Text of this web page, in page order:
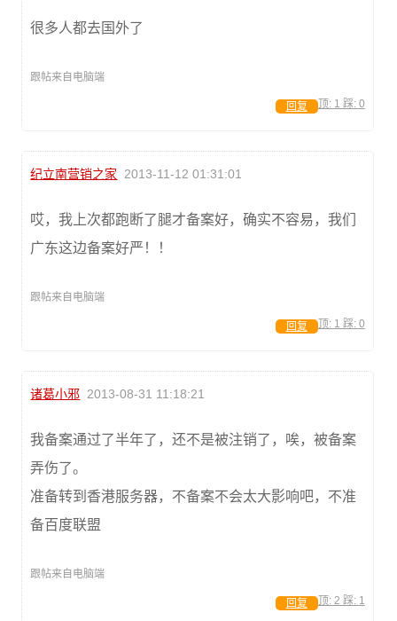
很多人都去国外了
跟帖来自电脑端
顶: 1 踩: 0
回复
纪立南营销之家 2013-11-12 01:31:01
哎，我上次都跑断了腿才备案好，确实不容易，我们
广东这边备案好严！！
跟帖来自电脑端
顶: 1 踩: 0
回复
诸葛小邪 2013-08-31 11:18:21
我备案通过了半年了，还不是被注销了，唉，被备案
弄伤了。
准备转到香港服务器，不备案不会太大影响吧，不准
备百度联盟
跟帖来自电脑端
顶: 2 踩: 1
回复